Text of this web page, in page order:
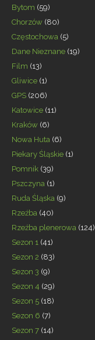
Bytom (59)
Chorzów (80)
Częstochowa (5)
Dane Nieznane (19)
Film (13)
Gliwice (1)
GPS (206)
Katowice (11)
Kraków (6)
Nowa Huta (6)
Piekary Śląskie (1)
Pomnik (39)
Pszczyna (1)
Ruda Śląska (9)
Rzeźba (40)
Rzeźba plenerowa (124)
Sezon 1 (41)
Sezon 2 (83)
Sezon 3 (9)
Sezon 4 (29)
Sezon 5 (18)
Sezon 6 (7)
Sezon 7 (14)